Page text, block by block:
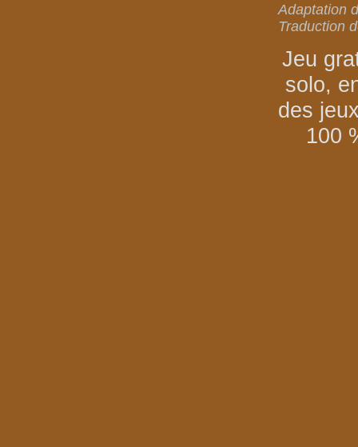
Adaptation
Traduction
Jeu
solo,
des
100